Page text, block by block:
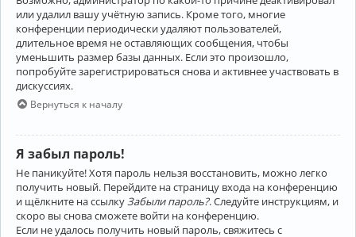
или удалил вашу учётную запись. Кроме того, многие
конференции периодически удаляют пользователей,
длительное время не оставляющих сообщения, чтобы
уменьшить размер базы данных. Если это произошло,
попробуйте зарегистрироваться снова и активнее участвовать в
дискуссиях.
Вернуться к началу
Я забыл пароль!
Не паникуйте! Хотя пароль нельзя восстановить, можно легко
получить новый. Перейдите на страницу входа на конференцию
и щёлкните на ссылку Забыли пароль?. Следуйте инструкциям, и
скоро вы снова сможете войти на конференцию.
Если не удалось получить новый пароль, свяжитесь с